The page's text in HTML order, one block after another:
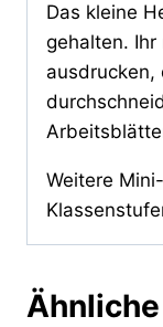
Das kleine
gehalten. Ihr
Weitere